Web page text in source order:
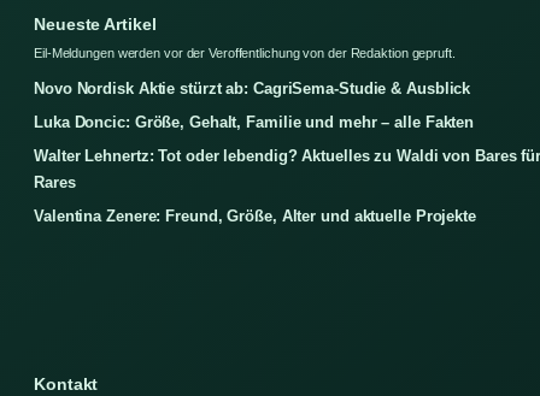
Neueste Artikel
Eil-Meldungen werden vor der Veroffentlichung von der Redaktion gepruft.
Novo Nordisk Aktie stürzt ab: CagriSema-Studie & Ausblick
Luka Doncic: Größe, Gehalt, Familie und mehr – alle Fakten
Walter Lehnertz: Tot oder lebendig? Aktuelles zu Waldi von Bares
Rares
Valentina Zenere: Freund, Größe, Alter und aktuelle Projekte
Kontakt